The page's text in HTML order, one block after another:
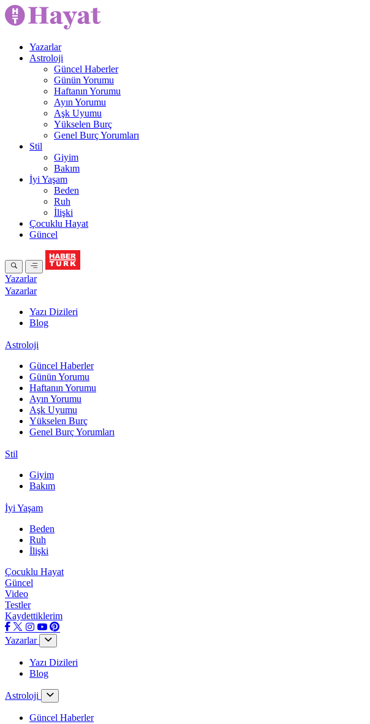
Yazarlar
Astroloji
Güncel Haberler
Günün Yorumu
Haftanın Yorumu
Ayın Yorumu
Aşk Uyumu
Yükselen Burç
Genel Burç Yorumları
Stil
Giyim
Bakım
İyi Yaşam
Beden
Ruh
İlişki
Çocuklu Hayat
Güncel
Yazarlar
Yazarlar
Yazı Dizileri
Blog
Astroloji
Güncel Haberler
Günün Yorumu
Haftanın Yorumu
Ayın Yorumu
Aşk Uyumu
Yükselen Burç
Genel Burç Yorumları
Stil
Giyim
Bakım
İyi Yaşam
Beden
Ruh
İlişki
Çocuklu Hayat
Güncel
Video
Testler
Kaydettiklerim
Yazarlar
Yazı Dizileri
Blog
Astroloji
Güncel Haberler